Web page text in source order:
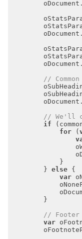
//
// We'll
if
for (
} else
var
// Footer
var